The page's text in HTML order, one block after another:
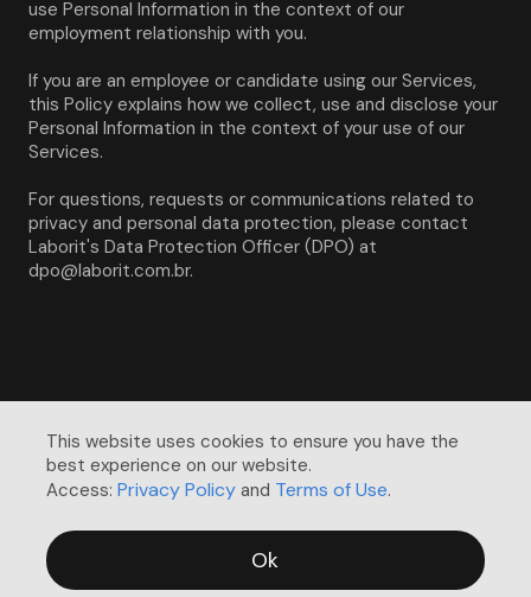
use Personal Information in the context of our
employment relationship with you.
If you are an employee or candidate using our Services,
this Policy explains how we collect, use and disclose your
Personal Information in the context of your use of our
Services.
For questions, requests or communications related to
privacy and personal data protection, please contact
Laborit's Data Protection Officer (DPO) at
dpo@laborit.com.br.
This website uses cookies to ensure you have the
best experience on our website.
Access: Privacy Policy and Terms of Use.
Ok